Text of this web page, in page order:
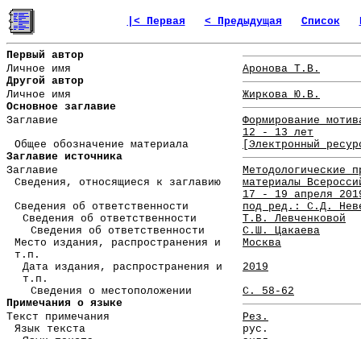
|< Первая < Предыдущая Список
Первый автор
Личное имя
Аронова Т.В.
Другой автор
Личное имя
Жиркова Ю.В.
Основное заглавие
Заглавие
Формирование
12 - 13 лет
Общее обозначение материала
[Электронный
Заглавие источника
Заглавие
Методологические
Сведения, относящиеся к заглавию
материалы
17 - 19 апреля
Сведения об ответственности
под ред.: С.Д.
Сведения об ответственности
Т.В. Левченковой
Сведения об ответственности
С.Ш. Цакаева
Место издания, распространения и
т.п.
Москва
Дата издания, распространения и
т.п.
2019
Сведения о местоположении
С. 58-62
Примечания о языке
Текст примечания
Рез.
Язык текста
рус.